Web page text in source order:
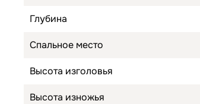
Глубина
Спальное место
Высота изголовья
Высота изножья